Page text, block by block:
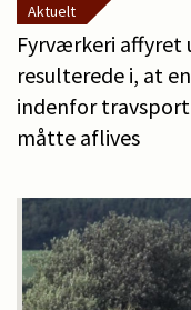
Aktuelt
Fyrværkeri affyret
resulterede i, at
indenfor
måtte aflives